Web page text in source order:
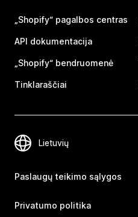
„Shopify“ pagalbos centras
API dokumentacija
„Shopify“ bendruomenė
Tinklaraščiai
Paslaugų teikimo sąlygos
Privatumo politika